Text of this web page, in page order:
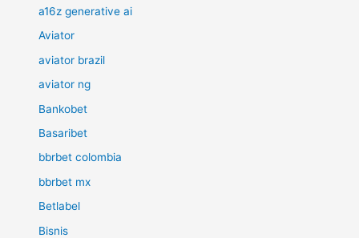
a16z generative ai
Aviator
aviator brazil
aviator ng
Bankobet
Basaribet
bbrbet colombia
bbrbet mx
Betlabel
Bisnis